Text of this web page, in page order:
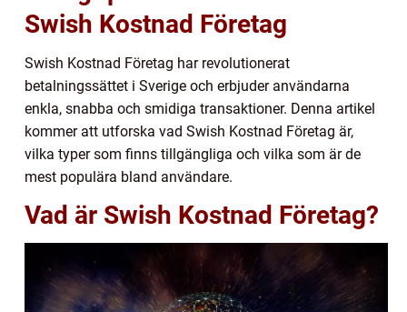
Swish Kostnad Företag
Swish Kostnad Företag har revolutionerat
betalningssättet i Sverige och erbjuder användarna
enkla, snabba och smidiga transaktioner. Denna artikel
kommer att utforska vad Swish Kostnad Företag är,
vilka typer som finns tillgängliga och vilka som är de
mest populära bland användare.
Vad är Swish Kostnad Företag?